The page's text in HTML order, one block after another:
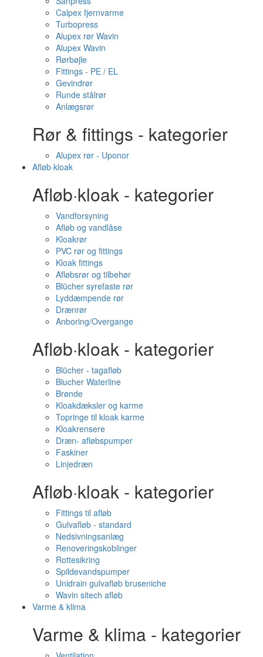
Calpex fjernvarme
Turbopress
Alupex rør Wavin
Alupex Wavin
Rørbøjle
Fittings - PE / EL
Gevindrør
Runde stålrør
Anlægsrør
Rør & fittings - kategorier
Alupex rør - Uponor
Afløb·kloak
Afløb·kloak - kategorier
Vandforsyning
Afløb og vandlåse
Kloakrør
PVC rør og fittings
Kloak fittings
Afløbsrør og tilbehør
Blücher syrefaste rør
Lyddæmpende rør
Drænrør
Anboring/Overgange
Afløb·kloak - kategorier
Blücher - tagafløb
Blucher Waterline
Brønde
Kloakdæksler og karme
Topringe til kloak karme
Kloakrensere
Dræn- afløbspumper
Faskiner
Linjedræn
Afløb·kloak - kategorier
Fittings til afløb
Gulvafløb - standard
Nedsivningsanlæg
Renoveringskoblinger
Rottesikring
Spildevandspumper
Unidrain gulvafløb bruseniche
Wavin sitech afløb
Varme & klima
Varme & klima - kategorier